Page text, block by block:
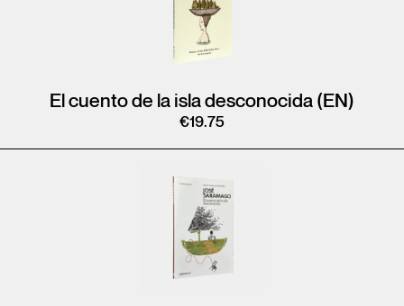
El cuento de la isla desconocida (EN)
€19.75